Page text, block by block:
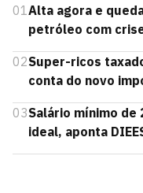
01 Alta agora e
petróleo com
02Super-ricos
conta do novo
03Salário mínimo de
ideal, aponta